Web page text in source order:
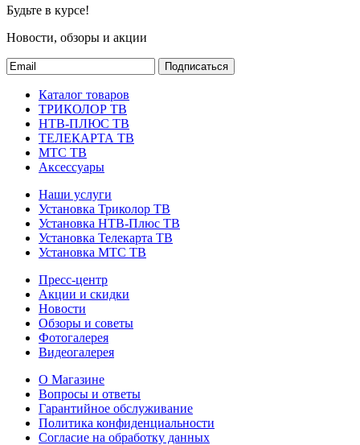
Будьте в курсе!
Новости, обзоры и акции
Подписаться
Каталог товаров
ТРИКОЛОР ТВ
НТВ-ПЛЮС ТВ
ТЕЛЕКАРТА ТВ
МТС ТВ
Аксессуары
Наши услуги
Установка Триколор ТВ
Установка НТВ-Плюс ТВ
Установка Телекарта ТВ
Установка МТС ТВ
Пресс-центр
Акции и скидки
Новости
Обзоры и советы
Фотогалерея
Видеогалерея
О Магазине
Вопросы и ответы
Гарантийное обслуживание
Политика конфиденциальности
Согласие на обработку данных